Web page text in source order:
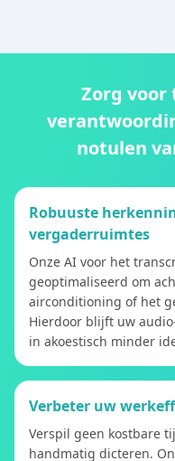
Zorg
notulen
Robuuste
vergaderruimtes
Onze AI voor het
geoptimaliseerd om
airconditioning of het
Hierdoor blijft uw
in akoestisch minder
Verbeter uw
Verspil geen kostbare
handmatig dicteren.